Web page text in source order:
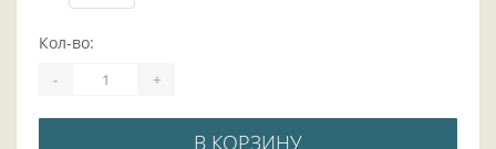
Кол-во:
- +
В КОРЗИНУ